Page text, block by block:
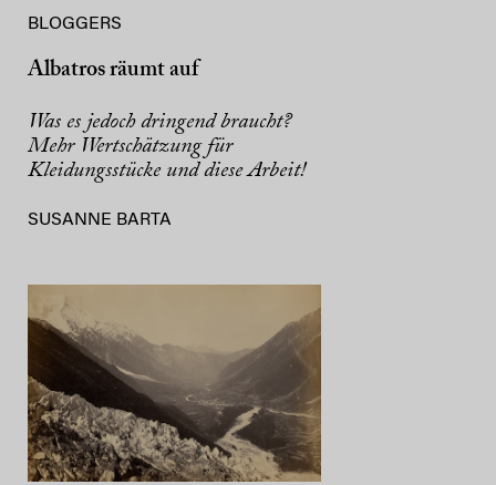
BLOGGERS
Albatros räumt auf
Was es jedoch dringend braucht?
Mehr Wertschätzung für
Kleidungsstücke und diese Arbeit!
SUSANNE BARTA